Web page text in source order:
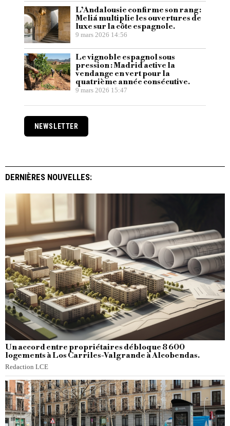
L’Andalousie confirme son rang :
Meliá multiplie les ouvertures de
luxe sur la côte espagnole.
9 mars 2026 14:56
Le vignoble espagnol sous
pression : Madrid active la
vendange en vert pour la
quatrième année consécutive.
9 mars 2026 15:47
NEWSLETTER
DERNIÈRES NOUVELLES:
Un accord entre propriétaires débloque 8 600
logements à Los Carriles-Valgrande à Alcobendas.
Redaction LCE